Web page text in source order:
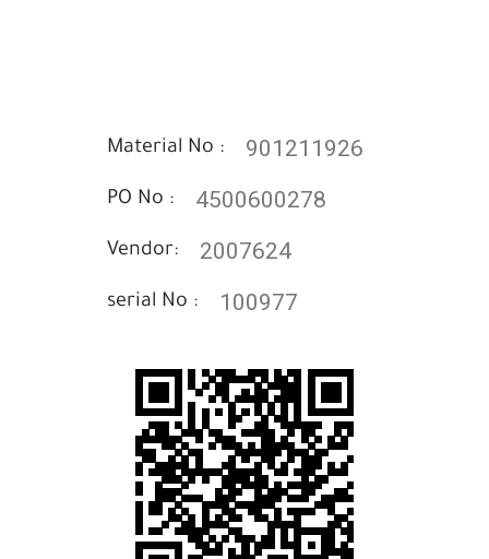
Material No : 901211926
PO No : 4500600278
Vendor: 2007624
serial No : 100977